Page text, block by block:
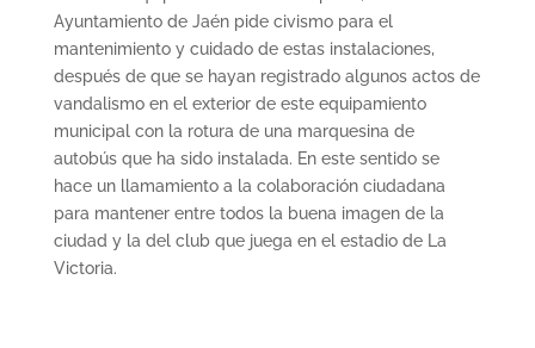
Ayuntamiento de Jaén pide civismo para el
mantenimiento y cuidado de estas instalaciones,
después de que se hayan registrado algunos actos de
vandalismo en el exterior de este equipamiento
municipal con la rotura de una marquesina de
autobús que ha sido instalada. En este sentido se
hace un llamamiento a la colaboración ciudadana
para mantener entre todos la buena imagen de la
ciudad y la del club que juega en el estadio de La
Victoria.